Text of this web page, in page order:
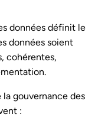
données définit le
données soient
cohérentes,
la gouvernance des
: